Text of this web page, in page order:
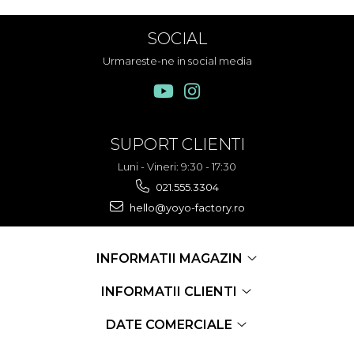
SOCIAL
Urmareste-ne in social media
SUPORT CLIENTI
Luni - Vineri: 9:30 - 17:30
021.555.3304
hello@yoyo-factory.ro
INFORMATII MAGAZIN
INFORMATII CLIENTI
DATE COMERCIALE